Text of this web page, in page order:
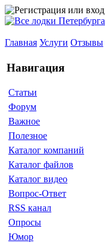
Главная Услуги Отзывы
Навигация
Статьи
Форум
Важное
Полезное
Каталог компаний
Каталог файлов
Каталог видео
Вопрос-Ответ
RSS канал
Опросы
Юмор